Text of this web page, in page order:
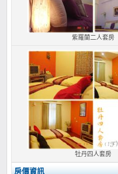
紫羅蘭二人套房
牡丹四人套房
房價資訊